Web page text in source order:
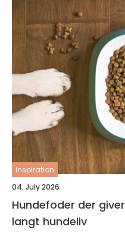
inspiration
04. July 2026
Hundefoder der
langt hundeliv